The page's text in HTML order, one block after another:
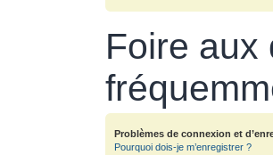
Foire aux
Problèmes de connexion et
Pourquoi dois-je m’enregistrer ?